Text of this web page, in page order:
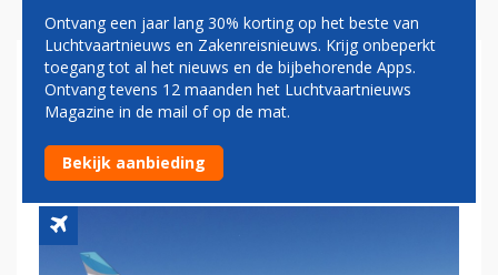
EUROWINGS MAAKT
OPMERKELIJKE SWITCH VAN
AIRBUS NAAR BOEING
Ontvang een jaar lang 30% korting op het beste van
Luchtvaartnieuws en Zakenreisnieuws. Krijg onbeperkt
toegang tot al het nieuws en de bijbehorende Apps.
Ontvang tevens 12 maanden het Luchtvaartnieuws
Magazine in de mail of op de mat.
Bekijk aanbieding